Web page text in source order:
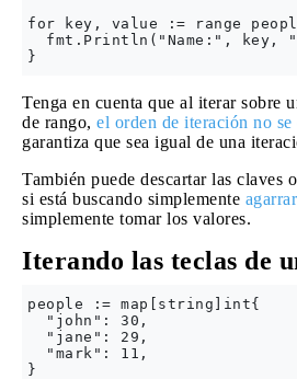
for key, value := range
fmt.Println("Name:", key,
Tenga en cuenta que al iterar sobre
de rango, el orden de iteración no se
garantiza que sea igual de una
También puede descartar las claves
si está buscando simplemente
simplemente tomar los valores.
Iterando las teclas de
people := map[string]int{
  "john": 30,
  "jane": 29,
  "mark": 11,
}